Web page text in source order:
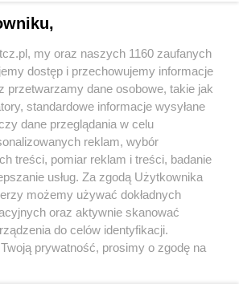
PRYWATNOŚCI HOSTING
RSS FACEBOOK KONTAKT
Nasze serwisy
Muzyka i kultura
Archiwum wydarzeń
my oraz naszych 1160 zaufanych
dostęp i przechowujemy informacje
przetwarzamy dane osobowe, takie jak
standardowe informacje wysyłane
dane przeglądania w celu
reklam, wybór
treści, pomiar reklam i treści, badanie
usług. Za zgodą Użytkownika
możemy używać dokładnych
oraz aktywnie skanować
do celów identyfikacji.
prywatność, prosimy o zgodę na